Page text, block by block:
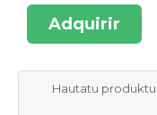
Adquirir
Hautatu